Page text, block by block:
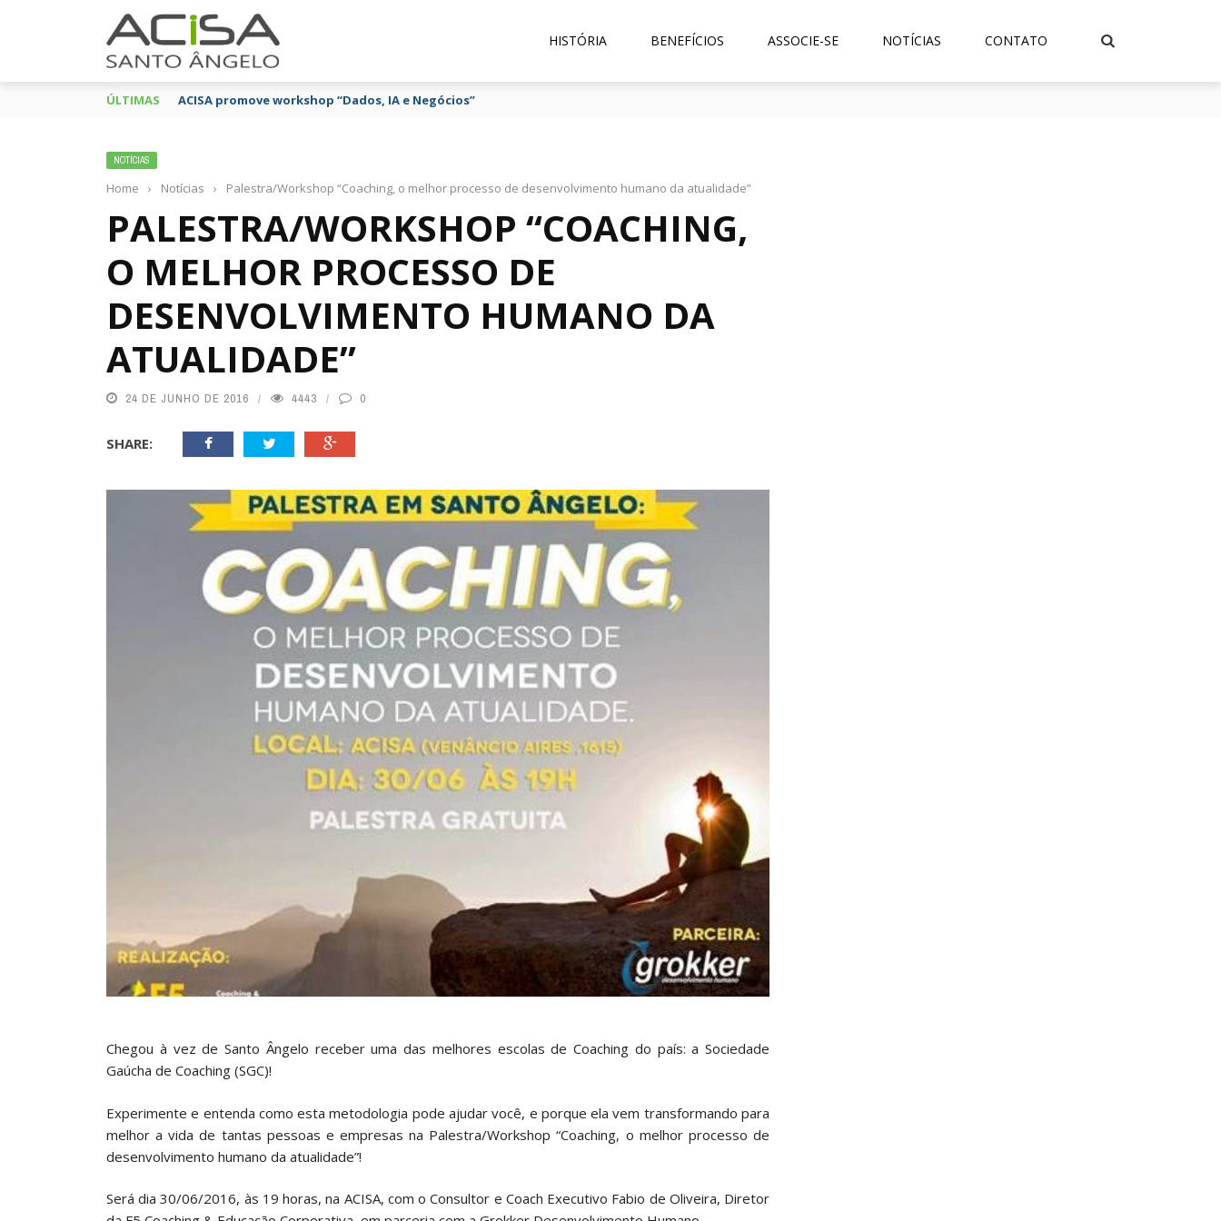
HISTÓRIA BENEFÍCIOS ASSOCIE-SE NOTÍCIAS CONTATO
ÚLTIMAS ACISA promove workshop “Dados, IA e Negócios”
NOTÍCIAS
Home › Notícias › Palestra/Workshop “Coaching, o melhor processo de desenvolvimento humano da atualidade”
PALESTRA/WORKSHOP “COACHING,
O MELHOR PROCESSO DE
DESENVOLVIMENTO HUMANO DA
ATUALIDADE”
24 DE JUNHO DE 2016 4443 0
SHARE:
Chegou à vez de Santo Ângelo receber uma das melhores escolas de Coaching do país: a Sociedade
Gaúcha de Coaching (SGC)!
Experimente e entenda como esta metodologia pode ajudar você, e porque ela vem transformando para
melhor a vida de tantas pessoas e empresas na Palestra/Workshop “Coaching, o melhor processo de
desenvolvimento humano da atualidade”!
Será dia 30/06/2016, às 19 horas, na ACISA, com o Consultor e Coach Executivo Fabio de Oliveira, Diretor